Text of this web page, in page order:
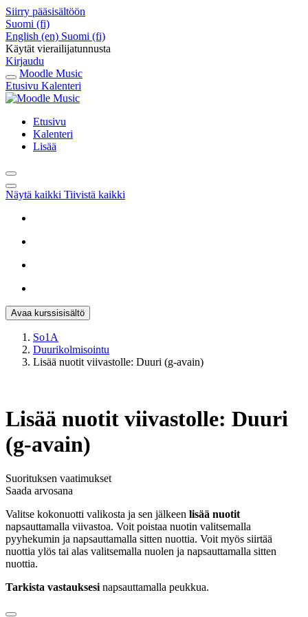
Siirry pääsisältöön
Suomi ‎(fi)‎
English ‎(en)‎ Suomi ‎(fi)‎
Käytät vierailijatunnusta
Kirjaudu
Moodle Music
Etusivu Kalenteri
Etusivu
Kalenteri
Lisää
Näytä kaikki Tiivistä kaikki
Avaa kurssisisältö
So1A
Duurikolmisointu
Lisää nuotit viivastolle: Duuri (g-avain)
Lisää nuotit viivastolle: Duuri
(g-avain)
Suorituksen vaatimukset
Saada arvosana
Valitse kokonuotti valikosta ja sen jälkeen lisää nuotit
napsauttamalla viivastoa. Voit poistaa nuotin valitsemalla
pyyhekumin ja napsauttamalla sitten nuottia. Voit myös siirtää
nuottia ylös tai alas valitsemalla nuolen ja napsauttamalla sitten
nuottia.
Tarkista vastauksesi napsauttamalla peukkua.